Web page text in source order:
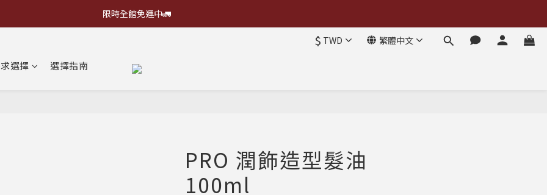
限時全館免運中🚛
$ TWD 繁體中文
選擇 選擇指南
PRO 潤飾造型髮油
100ml